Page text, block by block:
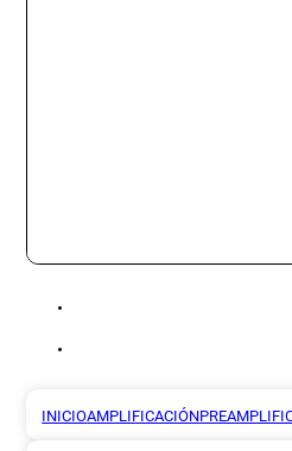
INICIOAMPLIFICACIÓN